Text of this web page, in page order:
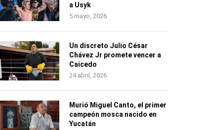
a Usyk
5 mayo, 2026
Un discreto Julio César
Chávez Jr promete vencer a
Caicedo
24 abril, 2026
Murió Miguel Canto, el primer
campeón mosca nacido en
Yucatán